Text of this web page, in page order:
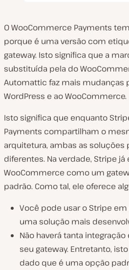
O WooCommerce Payments
porque é uma versão com
gateway. Isto significa que a
substituída pela do
Automattic faz mais mudanças
WordPress e ao WooCommerce.
Isto significa que enquanto
Payments compartilham o
arquitetura, ambas as
diferentes. Na verdade, Stripe já
WooCommerce como um
padrão. Como tal, ele oferece
Você pode usar o Stripe
uma solução mais
Não haverá tanta
seu gateway. Entretanto,
dado que é uma opção